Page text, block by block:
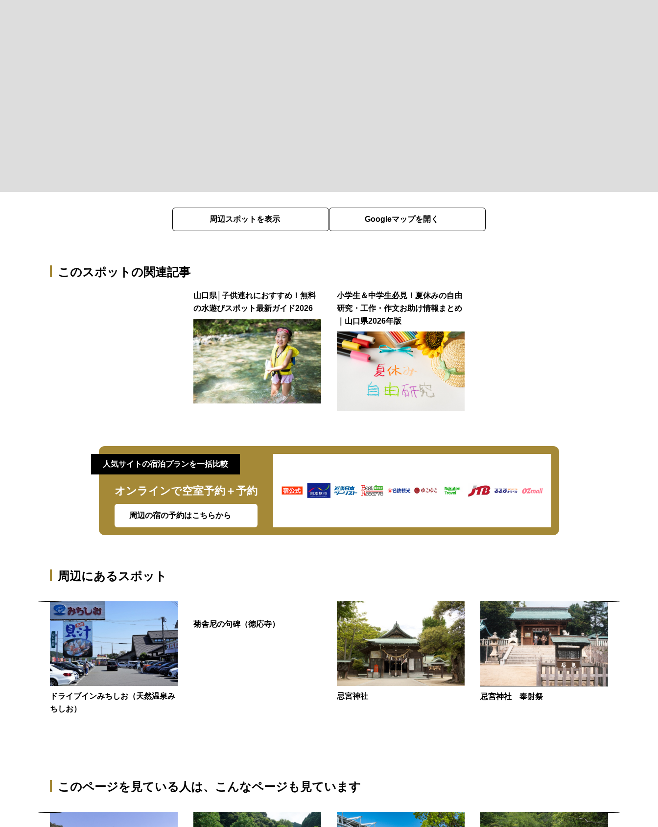
このスポットの関連記事
山口県│子供連れにおすすめ！無料
の水遊びスポット最新ガイド2026
小学生＆中学生必見！夏休みの自由
研究・工作・作文お助け情報まとめ
｜山口県2026年版
周辺スポットを表示 Googleマップを開く
人気サイトの宿泊プランを一括比較
オンラインで空室予約＋予約
周辺の宿の予約はこちらから
周辺にあるスポット
ドライブインみちしお（天然温泉み
ちしお）
菊舎尼の句碑（徳応寺）
忌宮神社 忌宮神社 奉射祭
このページを見ている人は、 こんなページも見ています